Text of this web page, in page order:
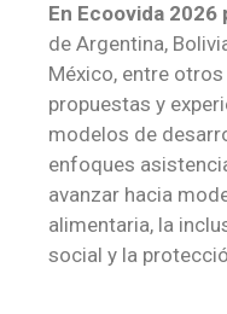
En Ecoovida
de Argentina,
México, entre
propuestas y
modelos de
enfoques
avanzar hacia
alimentaria, la
social y la